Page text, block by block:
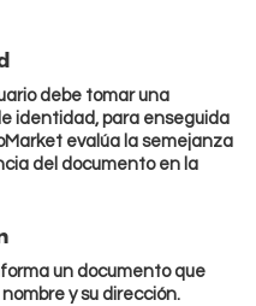
debe tomar una
identidad, para enseguida
evalúa la semejanza
del documento en la
un documento que
y su dirección.